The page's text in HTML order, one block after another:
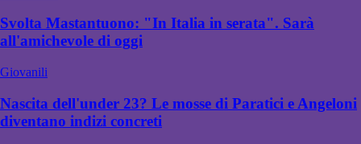
Svolta Mastantuono: "In Italia in serata". Sarà
all'amichevole di oggi
Giovanili
Nascita dell'under 23? Le mosse di Paratici e Angeloni
diventano indizi concreti